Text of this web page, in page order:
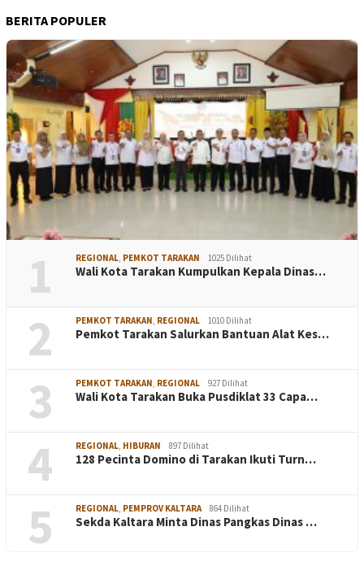
BERITA POPULER
1 REGIONAL, PEMKOT TARAKAN 1025 Dilihat
Wali Kota Tarakan Kumpulkan Kepala Dinas…
2 PEMKOT TARAKAN, REGIONAL 1010 Dilihat
Pemkot Tarakan Salurkan Bantuan Alat Kes…
3 PEMKOT TARAKAN, REGIONAL 927 Dilihat
Wali Kota Tarakan Buka Pusdiklat 33 Capa…
4 REGIONAL, HIBURAN 897 Dilihat
128 Pecinta Domino di Tarakan Ikuti Turn…
5 REGIONAL, PEMPROV KALTARA 864 Dilihat
Sekda Kaltara Minta Dinas Pangkas Dinas …